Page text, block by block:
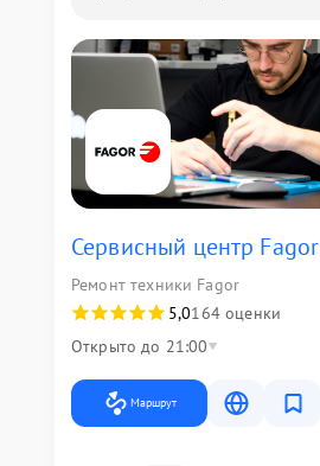
Сервисный центр Fagor
Ремонт техники Fagor
5,0164 оценки
Открыто до 21:00
Маршрут